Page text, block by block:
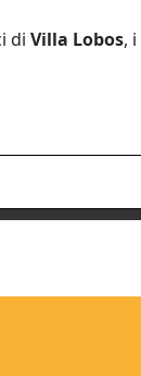
di Villa Lobos,